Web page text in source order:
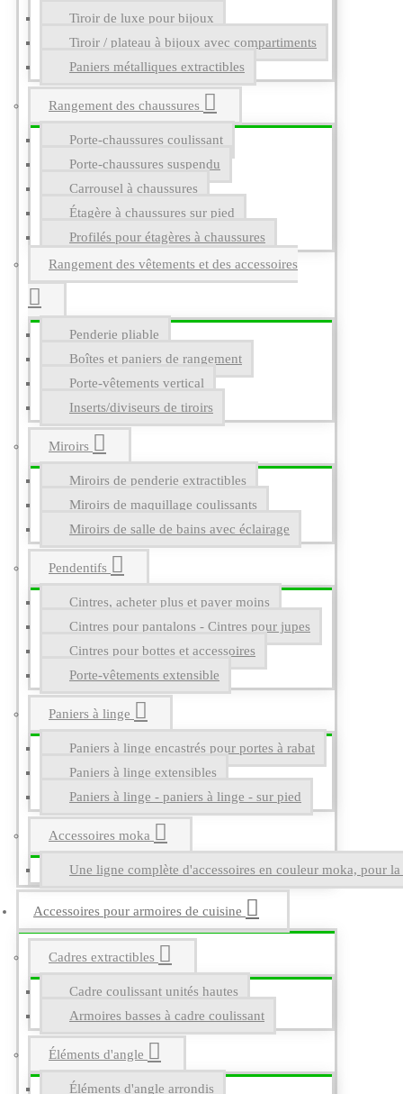
Tiroir de luxe pour bijoux
Tiroir / plateau à bijoux avec compartiments
Paniers métalliques extractibles
Rangement des chaussures
Porte-chaussures coulissant
Porte-chaussures suspendu
Carrousel à chaussures
Étagère à chaussures sur pied
Profilés pour étagères à chaussures
Rangement des vêtements et des accessoires
Penderie pliable
Boîtes et paniers de rangement
Porte-vêtements vertical
Inserts/diviseurs de tiroirs
Miroirs
Miroirs de penderie extractibles
Miroirs de maquillage coulissants
Miroirs de salle de bains avec éclairage
Pendentifs
Cintres, acheter plus et payer moins
Cintres pour pantalons - Cintres pour jupes
Cintres pour bottes et accessoires
Porte-vêtements extensible
Paniers à linge
Paniers à linge encastrés pour portes à rabat
Paniers à linge extensibles
Paniers à linge - paniers à linge - sur pied
Accessoires moka
Une ligne complète d'accessoires en couleur moka, pour
Accessoires pour armoires de cuisine
Cadres extractibles
Cadre coulissant unités hautes
Armoires basses à cadre coulissant
Éléments d'angle
Éléments d'angle arrondis